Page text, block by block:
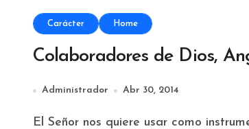
Carácter Home
Colaboradores de Dios,
Administrador Abr 30, 2014
El Señor nos quiere usar como